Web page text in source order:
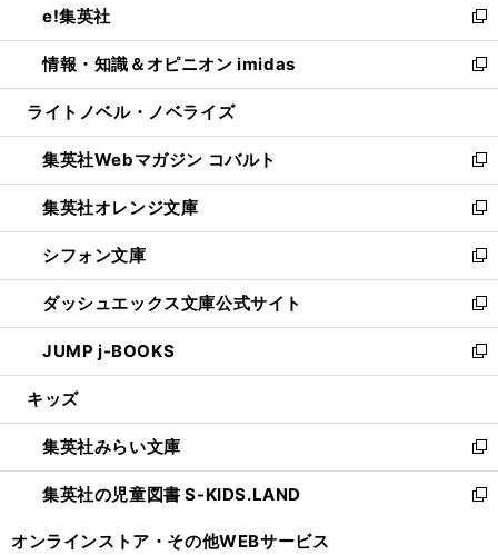
く
で
開
く
ド
ウ
で
開
ィ
ン
ド
ウ
開
く
い
ウ
ィ
ン
ウ
で
開
く
e!集英社
新
し
い
ウ
ン
ド
ウ
で
開
く
情報・知識＆オピニオン imidas
新
し
ウ
ィ
ン
ド
ウ
で
開
く
ライトノベル・ノベライズ
集英社Webマガジン コバルト
新
し
い
ウ
ィ
ン
ド
ウ
で
開
集英社オレンジ文庫
新
し
い
ウ
ィ
ン
ド
ウ
開
く
シフォン文庫
新
し
い
ウ
ィ
ン
ウ
で
開
く
ダッシュエックス文庫公式サイト
新
し
い
ウ
ン
ド
ウ
で
JUMP j-BOOKS
新
し
ウ
ィ
ン
ド
キッズ
集英社みらい文庫
新
し
い
集英社の児童図書 S-KIDS.LAND
新
オンラインストア・ その他WEBサービス